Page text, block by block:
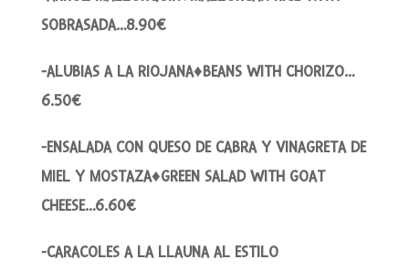
SOBRASADA…8.90€
-ALUBIAS A LA RIOJANA♦BEANS WITH CHORIZO…
6.50€
-ENSALADA CON QUESO DE CABRA Y VINAGRETA DE
MIEL Y MOSTAZA♦GREEN SALAD WITH GOAT
CHEESE…6.60€
-CARACOLES A LA LLAUNA AL ESTILO